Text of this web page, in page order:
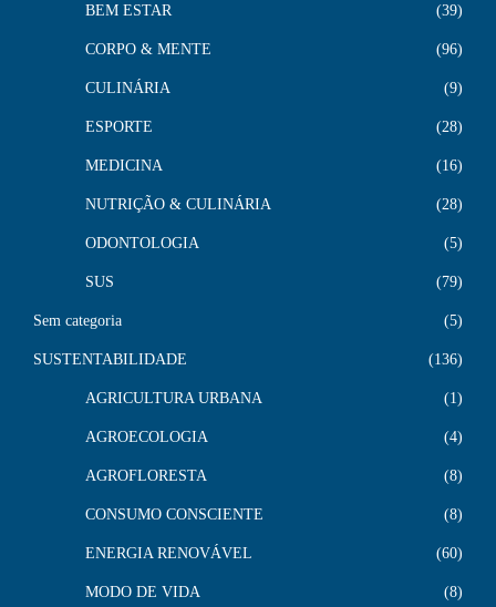
BEM ESTAR 39
CORPO & MENTE 96
CULINÁRIA 9
ESPORTE 28
MEDICINA 16
NUTRIÇÃO & CULINÁRIA 28
ODONTOLOGIA 5
SUS 79
Sem categoria 5
SUSTENTABILIDADE 136
AGRICULTURA URBANA 1
AGROECOLOGIA 4
AGROFLORESTA 8
CONSUMO CONSCIENTE 8
ENERGIA RENOVÁVEL 60
MODO DE VIDA 8